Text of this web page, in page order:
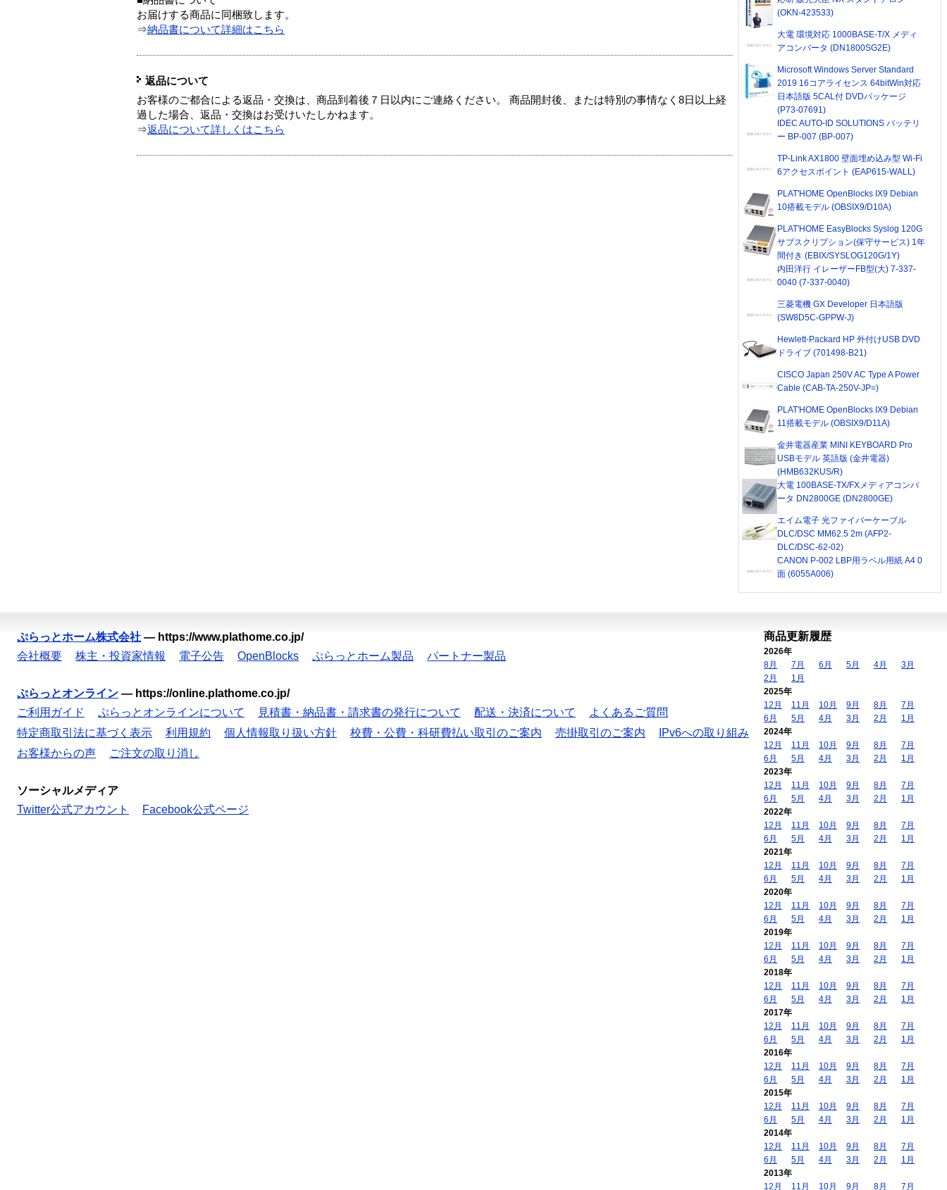
お届けする商品に同梱致します。
⇒納品書について詳細はこちら
返品について
お客様のご都合による返品・交換は、商品到着後７日以内にご連絡ください。 商品開封後、または特別の事情なく8日以上経
過した場合、返品・交換はお受けいたしかねます。
⇒返品について詳しくはこちら
(OKN-423533)
大電 環境対応 1000BASE-T/X メディ
アコンバータ (DN1800SG2E)
Microsoft Windows Server Standard
2019 16コアライセンス 64bitWin対応
日本語版 5CAL付 DVDパッケージ
(P73-07691)
IDEC AUTO-ID SOLUTIONS バッテリ
ー BP-007 (BP-007)
TP-Link AX1800 壁面埋め込み型 Wi-Fi
6アクセスポイント (EAP615-WALL)
PLAT'HOME OpenBlocks IX9 Debian
10搭載モデル (OBSIX9/D10A)
PLAT'HOME EasyBlocks Syslog 120G
サブスクリプション(保守サービス) 1年
間付き (EBIX/SYSLOG120G/1Y)
内田洋行 イレーザーFB型(大) 7-337-
0040 (7-337-0040)
三菱電機 GX Developer 日本語版
(SW8D5C-GPPW-J)
Hewlett-Packard HP 外付けUSB DVD
ドライブ (701498-B21)
CISCO Japan 250V AC Type A Power
Cable (CAB-TA-250V-JP=)
PLAT'HOME OpenBlocks IX9 Debian
11搭載モデル (OBSIX9/D11A)
金井電器産業 MINI KEYBOARD Pro
USBモデル 英語版 (金井電器)
(HMB632KUS/R)
大電 100BASE-TX/FXメディアコンバ
ータ DN2800GE (DN2800GE)
エイム電子 光ファイバーケーブル
DLC/DSC MM62.5 2m (AFP2-
DLC/DSC-62-02)
CANON P-002 LBP用ラベル用紙 A4 0
面 (6055A006)
ぷらっとホーム株式会社 — https://www.plathome.co.jp/
会社概要
株主・投資家情報 電子公告 OpenBlocks ぷらっとホーム製品 パートナー製品
ぷらっとオンライン — https://online.plathome.co.jp/
ご利用ガイド
ぷらっとオンラインについて 見積書・納品書・請求書の発行について 配送・決済について
よくあるご質問
特定商取引法に基づく表示
利用規約 個人情報取り扱い方針 校費・公費・科研費払い取引のご案内 売掛取引のご案内
IPv6への取り組み
お客様からの声
ご注文の取り消し
ソーシャルメディア
Twitter公式アカウント
Facebook公式ページ
商品更新履歴
2026年
8月
7月 6月 5月 4月
3月
2月
1月
2025年
12月
11月 10月 9月 8月
7月
6月
5月 4月 3月 2月
1月
2024年
12月
11月 10月 9月 8月
7月
6月
5月 4月 3月 2月
1月
2023年
12月
11月 10月 9月 8月
7月
6月
5月 4月 3月 2月
1月
2022年
12月
11月 10月 9月 8月
7月
6月
5月 4月 3月 2月
1月
2021年
12月
11月 10月 9月 8月
7月
6月
5月 4月 3月 2月
1月
2020年
12月
11月 10月 9月 8月
7月
6月
5月 4月 3月 2月
1月
2019年
12月
11月 10月 9月 8月
7月
6月
5月 4月 3月 2月
1月
2018年
12月
11月 10月 9月 8月
7月
6月
5月 4月 3月 2月
1月
2017年
12月
11月 10月 9月 8月
7月
6月
5月 4月 3月 2月
1月
2016年
12月
11月 10月 9月 8月
7月
6月
5月 4月 3月 2月
1月
2015年
12月
11月 10月 9月 8月
7月
6月
5月 4月 3月 2月
1月
2014年
12月
11月 10月 9月 8月
7月
6月
5月 4月 3月 2月
1月
2013年
12月
11月 10月 9月 8月 7月